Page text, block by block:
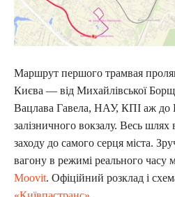
Маршрут першого трамвая
Києва — від Михайлівської
Вацлава Гавела, НАУ, КПІ аж до
залізничного вокзалу. Весь шлях
заходу до самого серця міста.
вагону в режимі реального часу
Moovit. Офіційний розклад і